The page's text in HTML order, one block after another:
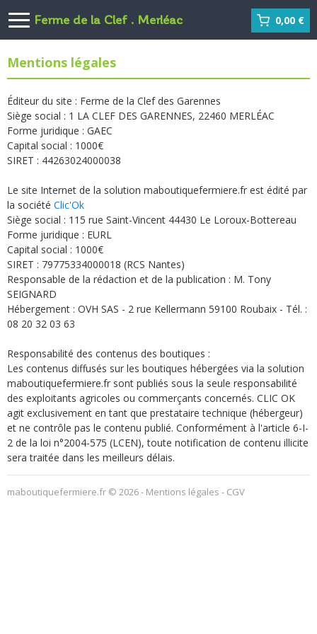
Ferme de la Clef . Merléac 0,00 €
Mentions légales
Éditeur du site : Ferme de la Clef des Garennes
Siège social : 1 LA CLEF DES GARENNES, 22460 MERLÉAC
Forme juridique : GAEC
Capital social : 1000€
SIRET : 44263024000038
Le site Internet de la solution maboutiquefermiere.fr est édité par
la société Clic'Ok
Siège social : 115 rue Saint-Vincent 44430 Le Loroux-Bottereau
Forme juridique : EURL
Capital social : 1000€
SIRET : 79775334000018 (RCS Nantes)
Responsable de la rédaction et de la publication : M. Tony
SEIGNARD
Hébergement : OVH SAS - 2 rue Kellermann 59100 Roubaix - Tél. :
08 20 32 03 63
Responsabilité des contenus des boutiques :
Les contenus diffusés sur les boutiques hébergées via la solution
maboutiquefermiere.fr sont publiés sous la seule responsabilité
des exploitants agricoles ou commerçants concernés. CLIC OK
agit exclusivement en tant que prestataire technique (hébergeur)
et ne contrôle pas le contenu publié. Conformément à l'article 6-I-
2 de la loi n°2004-575 (LCEN), toute notification de contenu illicite
sera traitée dans les meilleurs délais.
maboutiquefermiere.fr © 2026 - Mentions légales - CGV